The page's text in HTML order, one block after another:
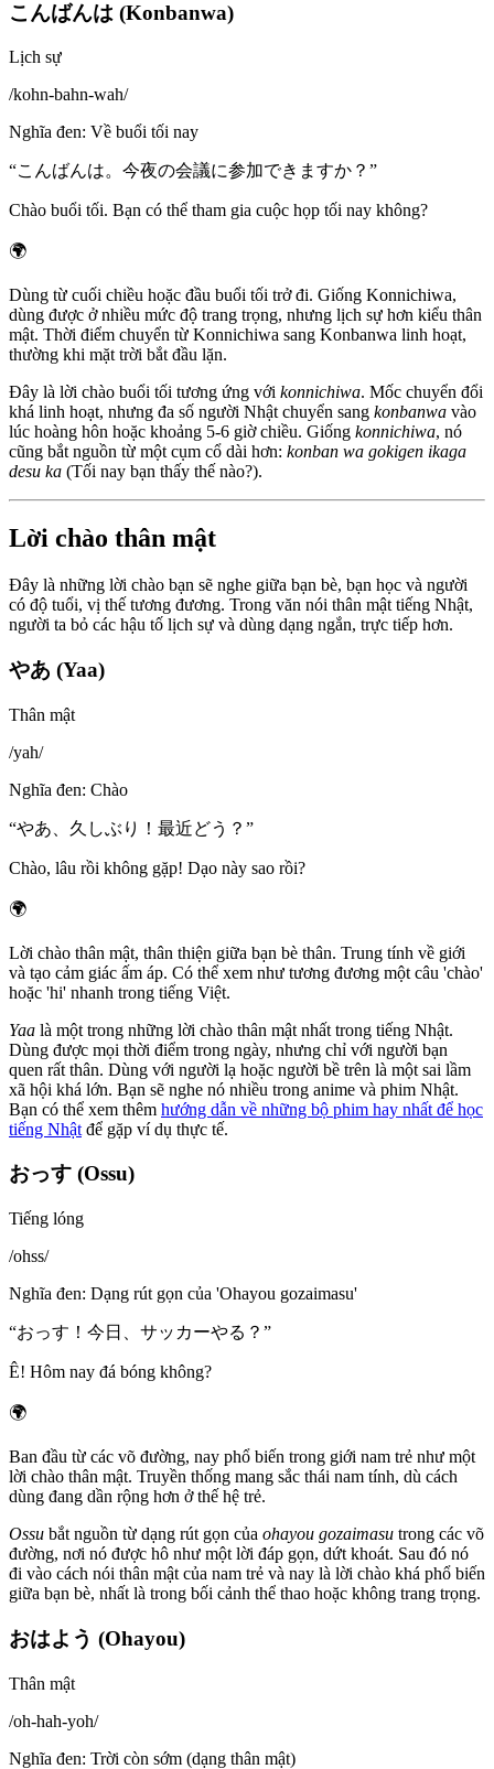
こんばんは (Konbanwa)
Lịch sự
/kohn-bahn-wah/
Nghĩa đen: Về buổi tối nay
“こんばんは。今夜の会議に参加できますか？ ”
Chào buổi tối. Bạn có thể tham gia cuộc họp tối nay không?
🌍
Dùng từ cuối chiều hoặc đầu buổi tối trở đi. Giống Konnichiwa,
dùng được ở nhiều mức độ trang trọng, nhưng lịch sự hơn kiểu thân
mật. Thời điểm chuyển từ Konnichiwa sang Konbanwa linh hoạt,
thường khi mặt trời bắt đầu lặn.
Đây là lời chào buổi tối tương ứng với konnichiwa. Mốc chuyển đổi
khá linh hoạt, nhưng đa số người Nhật chuyển sang konbanwa vào
lúc hoàng hôn hoặc khoảng 5-6 giờ chiều. Giống konnichiwa, nó
cũng bắt nguồn từ một cụm cổ dài hơn: konban wa gokigen ikaga
desu ka (Tối nay bạn thấy thế nào?).
Lời chào thân mật
Đây là những lời chào bạn sẽ nghe giữa bạn bè, bạn học và người
có độ tuổi, vị thế tương đương. Trong văn nói thân mật tiếng Nhật,
người ta bỏ các hậu tố lịch sự và dùng dạng ngắn, trực tiếp hơn.
やあ (Yaa)
Thân mật
/yah/
Nghĩa đen: Chào
“やあ、久しぶり！最近どう？ ”
Chào, lâu rồi không gặp! Dạo này sao rồi?
🌍
Lời chào thân mật, thân thiện giữa bạn bè thân. Trung tính về giới
và tạo cảm giác ấm áp. Có thể xem như tương đương một câu 'chào'
hoặc 'hi' nhanh trong tiếng Việt.
Yaa là một trong những lời chào thân mật nhất trong tiếng Nhật.
Dùng được mọi thời điểm trong ngày, nhưng chỉ với người bạn
quen rất thân. Dùng với người lạ hoặc người bề trên là một sai lầm
xã hội khá lớn. Bạn sẽ nghe nó nhiều trong anime và phim Nhật.
Bạn có thể xem thêm hướng dẫn về những bộ phim hay nhất để học
tiếng Nhật để gặp ví dụ thực tế.
おっす (Ossu)
Tiếng lóng
/ohss/
Nghĩa đen: Dạng rút gọn của 'Ohayou gozaimasu'
“おっす！今日、サッカーやる？ ”
Ê! Hôm nay đá bóng không?
🌍
Ban đầu từ các võ đường, nay phổ biến trong giới nam trẻ như một
lời chào thân mật. Truyền thống mang sắc thái nam tính, dù cách
dùng đang dần rộng hơn ở thế hệ trẻ.
Ossu bắt nguồn từ dạng rút gọn của ohayou gozaimasu trong các võ
đường, nơi nó được hô như một lời đáp gọn, dứt khoát. Sau đó nó
đi vào cách nói thân mật của nam trẻ và nay là lời chào khá phổ biến
giữa bạn bè, nhất là trong bối cảnh thể thao hoặc không trang trọng.
おはよう (Ohayou)
Thân mật
/oh-hah-yoh/
Nghĩa đen: Trời còn sớm (dạng thân mật)